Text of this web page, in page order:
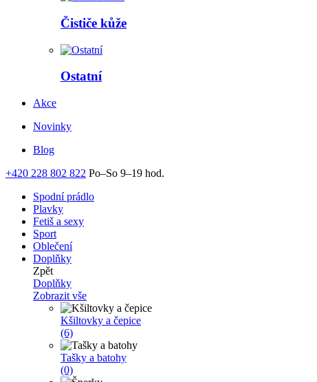
Čističe kůže
Ostatní
Akce
Novinky
Blog
+420 228 802 822 Po–So 9–19 hod.
Spodní prádlo
Plavky
Fetiš a sexy
Sport
Oblečení
Doplňky
Zpět
Doplňky
Zobrazit vše
Kšiltovky a čepice
(6)
Tašky a batohy
(0)